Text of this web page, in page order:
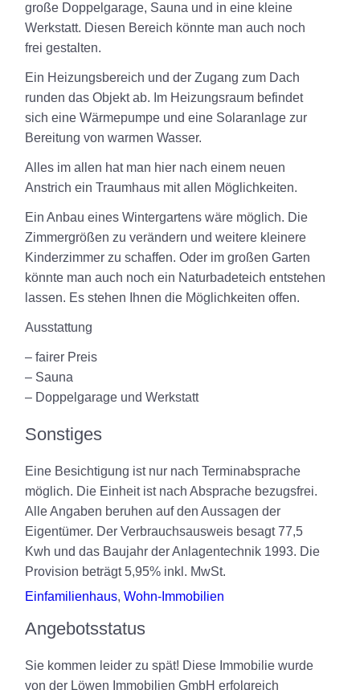
große Doppelgarage, Sauna und in eine kleine
Werkstatt. Diesen Bereich könnte man auch noch
frei gestalten.
Ein Heizungsbereich und der Zugang zum Dach
runden das Objekt ab. Im Heizungsraum befindet
sich eine Wärmepumpe und eine Solaranlage zur
Bereitung von warmen Wasser.
Alles im allen hat man hier nach einem neuen
Anstrich ein Traumhaus mit allen Möglichkeiten.
Ein Anbau eines Wintergartens wäre möglich. Die
Zimmergrößen zu verändern und weitere kleinere
Kinderzimmer zu schaffen. Oder im großen Garten
könnte man auch noch ein Naturbadeteich entstehen
lassen. Es stehen Ihnen die Möglichkeiten offen.
Ausstattung
– fairer Preis
– Sauna
– Doppelgarage und Werkstatt
Sonstiges
Eine Besichtigung ist nur nach Terminabsprache
möglich. Die Einheit ist nach Absprache bezugsfrei.
Alle Angaben beruhen auf den Aussagen der
Eigentümer. Der Verbrauchsausweis besagt 77,5
Kwh und das Baujahr der Anlagentechnik 1993. Die
Provision beträgt 5,95% inkl. MwSt.
Einfamilienhaus, Wohn-Immobilien
Angebotsstatus
Sie kommen leider zu spät! Diese Immobilie wurde
von der Löwen Immobilien GmbH erfolgreich